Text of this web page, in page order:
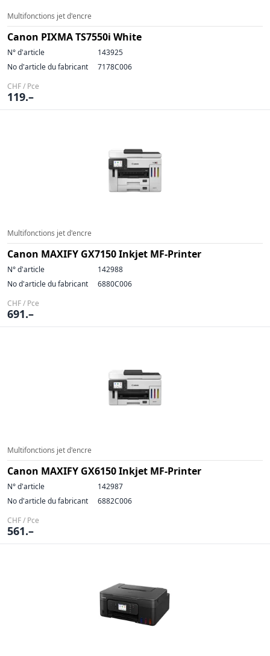
Multifonctions jet d'encre
Canon PIXMA TS7550i White
N° d'article
143925
No d'article du fabricant
7178C006
CHF / Pce
119.–
Multifonctions jet d'encre
Canon MAXIFY GX7150 Inkjet MF-Printer
N° d'article
142988
No d'article du fabricant
6880C006
CHF / Pce
691.–
Multifonctions jet d'encre
Canon MAXIFY GX6150 Inkjet MF-Printer
N° d'article
142987
No d'article du fabricant
6882C006
CHF / Pce
561.–